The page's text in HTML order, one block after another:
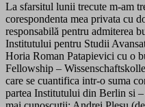
La sfarsitul lunii trecute m-am
corespondenta mea privata cu
responsabilă pentru admiterea
Institutului pentru Studii
Horia Roman Patapievici cu o
Fellowship –
care se cuantifica intr-o suma
partea Institutului din Berlin si